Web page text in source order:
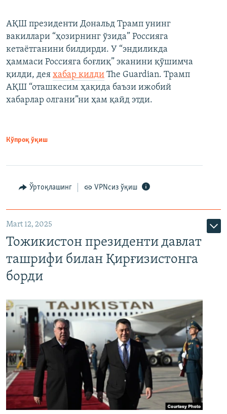
АҚШ президенти Дональд Трамп унинг
вакиллари “ҳозирнинг ўзида” Россияга
кетаётганини билдирди. У “эндиликда
ҳаммаси Россияга боғлиқ” эканини қўшимча
қилди, дея хабар қилди The Guardian. Трамп
АҚШ “оташкесим ҳақида баъзи ижобий
хабарлар олгани”ни ҳам қайд этди.
Кўпроқ ўқиш
Ўртоқлашинг VPNсиз ўқиш
Mart 12, 2025
Тожикистон президенти давлат
ташрифи билан Қирғизистонга
борди